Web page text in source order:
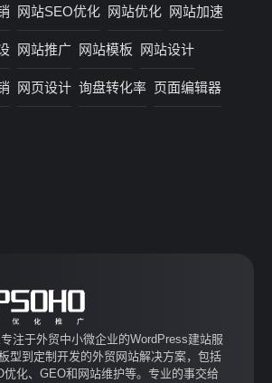
网站SEO优化 网站优化 网站加速
网站推广 网站模板 网站设计
网页设计 询盘转化率 页面编辑器
注于外贸中小微企业的WordPress建站服
型到定制开发的外贸网站解决方案，包括
优化、GEO和网站维护等。专业的事交给